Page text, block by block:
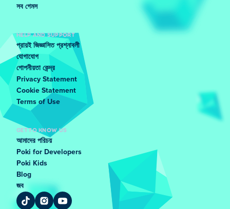
সব গেমস
HELP AND SUPPORT
প্রায়ই জিজ্ঞাসিত প্রশ্নাবলী
যোগাযোগ
গোপনীয়তা কেন্দ্র
Privacy Statement
Cookie Statement
Terms of Use
GET TO KNOW US
আমাদের পরিচয়
Poki for Developers
Poki Kids
Blog
জব